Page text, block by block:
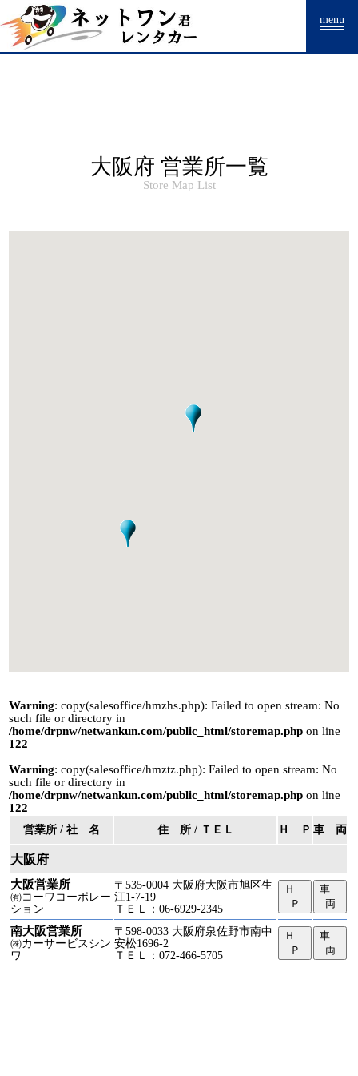
Warning: Undefined array key "HTTP_ACCEPT_LANGUAGE" in
/home/drpnw/netwankun.com/public_html/include/access_log.phpon
line15
menu
大阪府 営業所一覧
Store Map List
Warning: copy(salesoffice/hmzhs.php): Failed to open stream: No
such file or directory in
/home/drpnw/netwankun.com/public_html/storemap.php on line
122
Warning: copy(salesoffice/hmztz.php): Failed to open stream: No
such file or directory in
/home/drpnw/netwankun.com/public_html/storemap.php on line
122
営業所 / 社 名 住 所 / ＴＥＬ Ｈ Ｐ 車 両
大阪府
大阪営業所
㈲コーワコーポレー
ション
〒535-0004 大阪府大阪市旭区生
江1-7-19
ＴＥＬ：06-6929-2345
Ｈ
Ｐ
車
両
南大阪営業所
㈱カーサービスシン
ワ
〒598-0033 大阪府泉佐野市南中
安松1696-2
ＴＥＬ：072-466-5705
Ｈ
Ｐ
車
両